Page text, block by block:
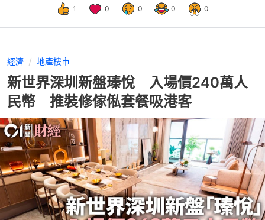
1 0 0 0 0
經濟 地產樓市
新世界深圳新盤瑧悅 入場價240萬人
民幣 推裝修傢俬套餐吸港客